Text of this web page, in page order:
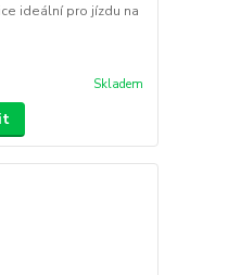
ideální pro jízdu na
Skladem